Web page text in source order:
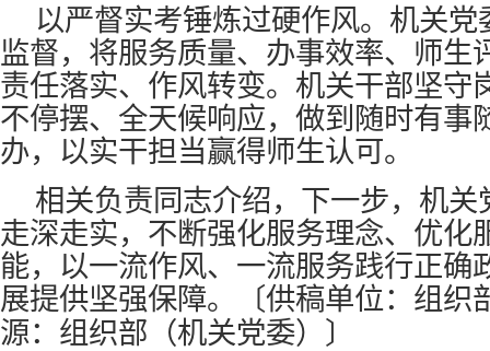
以严督实考锤炼过硬作风。机关
监督，将服务质量、办事效率、师生
责任落实、作风转变。机关干部坚守
不停摆、全天候响应，做到随时有事
办，以实干担当赢得师生认可。
相关负责同志介绍，下一步，机
走深走实，不断强化服务理念、优化
能，以一流作风、一流服务践行正确
展提供坚强保障。
〔供稿单位：组
源：组织部（机关党委）〕